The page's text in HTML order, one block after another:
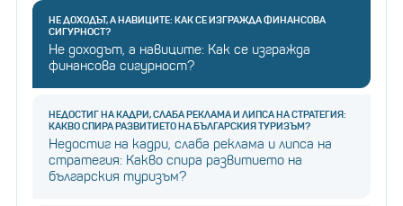
НЕ ДОХОДЪТ, А НАВИЦИТЕ: КАК СЕ ИЗГРАЖДА ФИНАНСОВА
СИГУРНОСТ?
Не доходът, а навиците: Как се изгражда
финансова сигурност?
НЕДОСТИГ НА КАДРИ, СЛАБА РЕКЛАМА И ЛИПСА НА СТРАТЕГИЯ:
КАКВО СПИРА РАЗВИТИЕТО НА БЪЛГАРСКИЯ ТУРИЗЪМ?
Недостиг на кадри, слаба реклама и липса на
стратегия: Какво спира развитието на
българския туризъм?